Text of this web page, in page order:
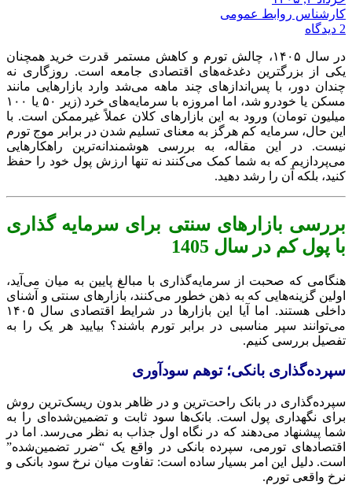
کارشناس روابط عمومی
2 دیدگاه
در سال ۱۴۰۵، چالش تورم و کاهش مستمر قدرت خرید همچنان
یکی از بزرگترین دغدغه‌های اقتصادی جامعه است. روزگاری نه
چندان دور، با پس‌اندازهای چند ماهه می‌شد وارد بازارهایی مانند
مسکن یا خودرو شد، اما امروزه با سرمایه‌های خرد (زیر ۵۰ یا ۱۰۰
میلیون تومان) ورود به این بازارهای کلان عملاً غیرممکن است. با
این حال، سرمایه کم هرگز به معنای تسلیم شدن در برابر موج تورم
نیست. در این مقاله، به بررسی هوشمندانه‌ترین راهکارهایی
می‌پردازیم که به شما کمک می‌کنند نه تنها ارزش پول خود را حفظ
کنید، بلکه آن را رشد دهید.
بررسی بازارهای سنتی برای سرمایه‌ گذاری
با پول کم در سال 1405
هنگامی که صحبت از سرمایه‌گذاری با مبالغ پایین به میان می‌آید،
اولین گزینه‌هایی که به ذهن خطور می‌کنند، بازارهای سنتی و آشنای
داخلی هستند. اما آیا این بازارها در شرایط اقتصادی سال ۱۴۰۵
می‌توانند سپر مناسبی در برابر تورم باشند؟ بیایید هر یک را به
تفصیل بررسی کنیم.
سپرده‌گذاری بانکی؛ توهم سودآوری
سپرده‌گذاری در بانک راحت‌ترین و در ظاهر بدون ریسک‌ترین روش
برای نگهداری پول است. بانک‌ها سود ثابت و تضمین‌شده‌ای را به
شما پیشنهاد می‌دهند که در نگاه اول جذاب به نظر می‌رسد. اما در
اقتصادهای تورمی، سپرده بانکی در واقع یک “ضرر تضمین‌شده”
است. دلیل این امر بسیار ساده است: تفاوت میان نرخ سود بانکی و
نرخ واقعی تورم.